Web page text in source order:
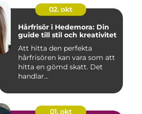
02. okt
Hårfrisör i Hedemora: Din
guide till stil och kreativitet
Att hitta den perfekta
hårfrisören kan vara som att
hitta en gömd skatt. Det
handlar...
01. okt